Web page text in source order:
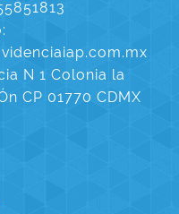
N 1 Colonia la
CP 01770 CDMX